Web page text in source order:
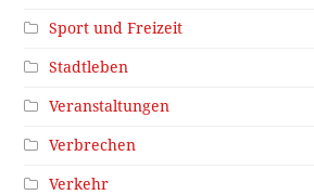
Sport und Freizeit
Stadtleben
Veranstaltungen
Verbrechen
Verkehr